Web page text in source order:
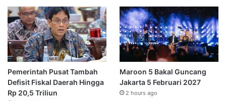
Pemerintah Pusat Tambah
Defisit Fiskal Daerah Hingga
Rp 20,5 Triliun
Maroon 5 Bakal Guncang
Jakarta 5 Februari 2027
2 hours ago